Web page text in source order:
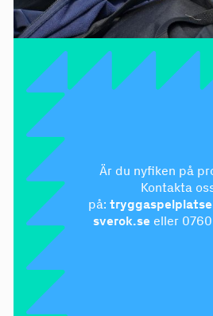
Är du nyfiken på
Kontakta
på:
sverok.se eller